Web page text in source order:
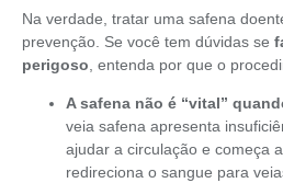
Na verdade, tratar uma safena
prevenção. Se você tem dúvidas se
perigoso , entenda por que o
A safena não é “vital”
veia safena apresenta
ajudar a circulação e começa
redireciona o sangue para